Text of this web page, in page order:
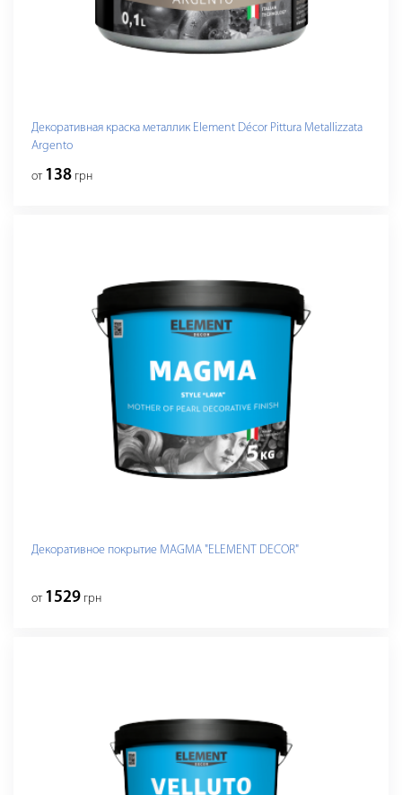
Декоративная краска металлик Element Décor Pittura Metallizzata
Argento
от 138 грн
Декоративное покрытие MAGMA "ELEMENT DECOR"
от 1529 грн